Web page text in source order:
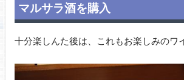
マルサラ酒を購入
十分楽しんた後は、これもお楽しみのワ